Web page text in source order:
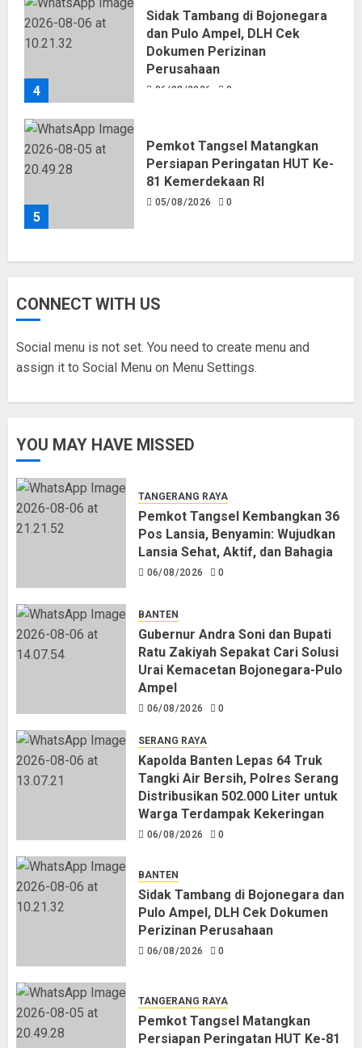
4
Sidak Tambang di Bojonegara
dan Pulo Ampel, DLH Cek
Dokumen Perizinan
Perusahaan
06/08/2026 0
5
Pemkot Tangsel Matangkan
Persiapan Peringatan HUT Ke-
81 Kemerdekaan RI
05/08/2026 0
CONNECT WITH US
Social menu is not set. You need to create menu and
assign it to Social Menu on Menu Settings.
YOU MAY HAVE MISSED
TANGERANG RAYA
Pemkot Tangsel Kembangkan 36
Pos Lansia, Benyamin: Wujudkan
Lansia Sehat, Aktif, dan Bahagia
06/08/2026 0
BANTEN
Gubernur Andra Soni dan Bupati
Ratu Zakiyah Sepakat Cari Solusi
Urai Kemacetan Bojonegara-Pulo
Ampel
06/08/2026 0
SERANG RAYA
Kapolda Banten Lepas 64 Truk
Tangki Air Bersih, Polres Serang
Distribusikan 502.000 Liter untuk
Warga Terdampak Kekeringan
06/08/2026 0
BANTEN
Sidak Tambang di Bojonegara dan
Pulo Ampel, DLH Cek Dokumen
Perizinan Perusahaan
06/08/2026 0
TANGERANG RAYA
Pemkot Tangsel Matangkan
Persiapan Peringatan HUT Ke-81